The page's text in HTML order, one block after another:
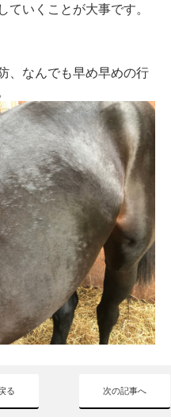
ていくことが大事です。
、なんでも早め早めの行
る 次の記事へ